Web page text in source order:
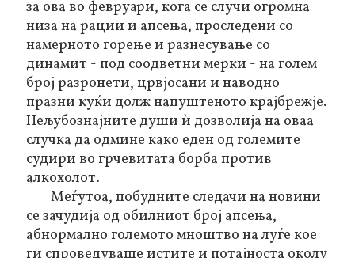
за ова во февруари, кога се случи огромна
низа на рации и апсења, проследени со
намерното горење и разнесување со
динамит - под соодветни мерки - на голем
број разронети, црвјосани и наводно
празни куќи долж напуштеното крајбрежје.
Нељубознајните души ѝ дозволија на оваа
случка да одмине како еден од големите
судири во грчевитата борба против
алкохолот.
Меѓутоа, побудните следачи на новини
се зачудија од обилниот број апсења,
абнормално големото мноштво на луѓе кое